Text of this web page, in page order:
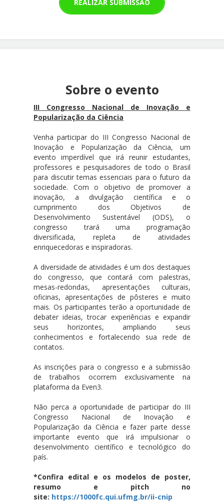
REALIZAR SUBMISSÃO
Sobre o evento
III Congresso Nacional de Inovação e
Popularização da Ciência
Venha participar do III Congresso Nacional de
Inovação e Popularização da Ciência, um
evento imperdível que irá reunir estudantes,
professores e pesquisadores de todo o Brasil
para discutir temas essenciais para o futuro da
sociedade. Com o objetivo de promover a
inovação, a divulgação científica e o
cumprimento dos Objetivos de
Desenvolvimento Sustentável (ODS), o
congresso trará uma programação
diversificada, repleta de atividades
enriquecedoras e inspiradoras.
A diversidade de atividades é um dos destaques
do congresso, que contará com palestras,
mesas-redondas, apresentações culturais,
oficinas, apresentações de pôsteres e muito
mais. Os participantes terão a oportunidade de
debater ideias, trocar experiências e expandir
seus horizontes, ampliando seus
conhecimentos e fortalecendo sua rede de
contatos.
As inscrições para o congresso e a submissão
de trabalhos ocorrem exclusivamente na
plataforma da Even3.
Não perca a oportunidade de participar do III
Congresso Nacional de Inovação e
Popularização da Ciência e fazer parte desse
importante evento que irá impulsionar o
desenvolvimento científico e tecnológico do
país.
*Confira edital e os modelos de poster,
resumo e pitch no
site: https://1000fc.qui.ufmg.br/ii-cnip